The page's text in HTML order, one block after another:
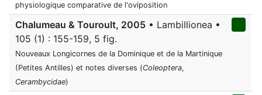
physiologique comparative de l'oviposition
Chalumeau & Touroult, 2005 • Lambillionea •
105 (1) : 155-159, 5 fig.
Nouveaux Longicornes de la Dominique et de la Martinique
(Petites Antilles) et notes diverses (Coleoptera,
Cerambycidae)